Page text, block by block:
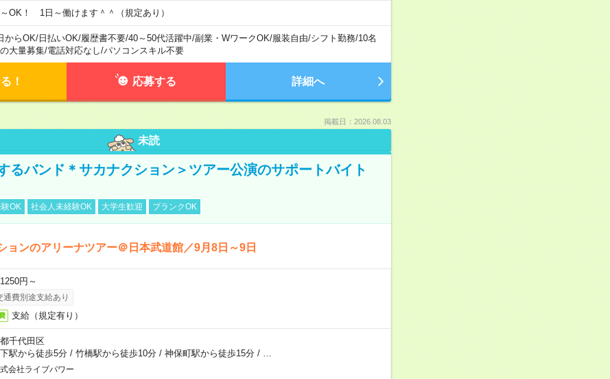
OK！ 1日～働けます＾＾（規定あり）
からOK/日払いOK/履歴書不要/40～50代活躍中/副業・WワークOK/服装自由/シフト勤務/10名
大量募集/電話対応なし/パソコンスキル不要
！ 応募する 詳細へ
掲載日：2026.08.03
未読
るバンド＊サカナクション＞ツアー公演のサポートバイト
OK 社会人未経験OK 大学生歓迎 ブランクOK
ョンのアリーナツアー＠日本武道館／9月8日～9日
円～
通費別途支給あり
支給（規定有り）
千代田区
駅から徒歩5分/ 竹橋駅から徒歩10分/ 神保町駅から徒歩15分/
会社ライブパワー